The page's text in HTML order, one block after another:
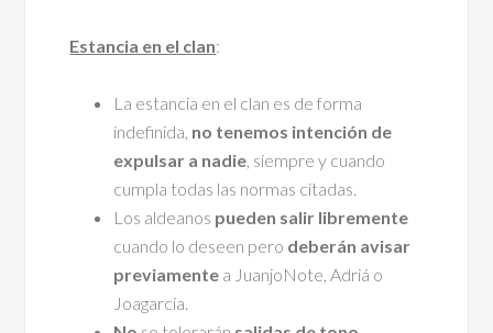
Estancia en el clan:
La estancia en el clan es de forma
indefinida, no tenemos intención de
expulsar a nadie, siempre y cuando
cumpla todas las normas citadas.
Los aldeanos pueden salir libremente
cuando lo deseen pero deberán avisar
previamente a JuanjoNote, Adriá o
Joagarcia.